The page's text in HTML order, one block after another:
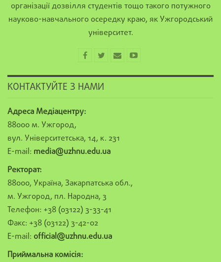
організації дозвілля студентів тощо такого потужного
науково-навчального осередку краю, як Ужгородський
університет.
КОНТАКТУЙТЕ З НАМИ
Адреса Медіацентру:
88000 м. Ужгород,
вул. Університетська, 14, к. 231
E-mail: media@uzhnu.edu.ua
Ректорат:
88000, Україна, Закарпатська обл.,
м. Ужгород, пл. Народна, 3
Телефон: +38 (03122) 3-33-41
Факс: +38 (03122) 3-42-02
E-mail: official@uzhnu.edu.ua
Приймальна комісія: